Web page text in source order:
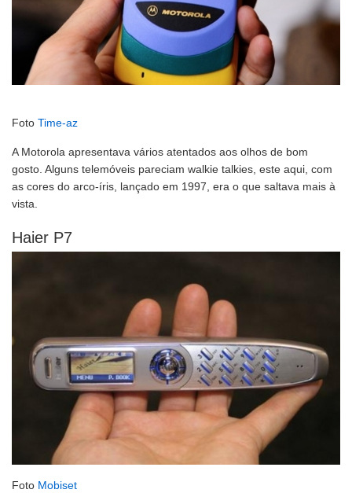
Foto Time-az
A Motorola apresentava vários atentados aos olhos de bom
gosto. Alguns telemóveis pareciam walkie talkies, este aqui, com
as cores do arco-íris, lançado em 1997, era o que saltava mais à
vista.
Haier P7
Foto Mobiset